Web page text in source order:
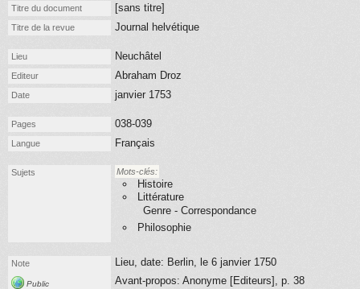
Titre du document [sans titre]
Titre de la revue Journal helvétique
Lieu Neuchâtel
Editeur Abraham Droz
Date janvier 1753
Pages 038-039
Langue Français
Sujets Mots-clés:
Histoire
Littérature
Genre - Correspondance
Philosophie
Note
Public
Lieu, date: Berlin, le 6 janvier 1750
Avant-propos: Anonyme [Editeurs], p. 38